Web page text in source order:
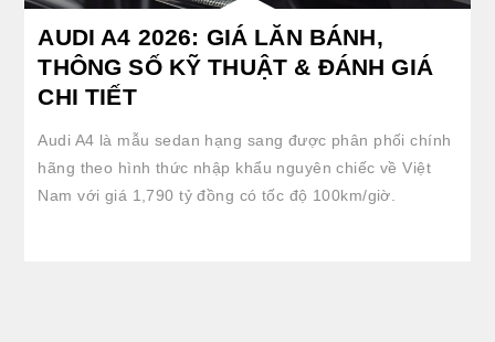
AUDI A4 2026: GIÁ LĂN BÁNH,
THÔNG SỐ KỸ THUẬT & ĐÁNH GIÁ
CHI TIẾT
Audi A4 là mẫu sedan hạng sang được phân phối chính
hãng theo hình thức nhập khẩu nguyên chiếc về Việt
Nam với giá 1,790 tỷ đồng có tốc độ 100km/giờ.